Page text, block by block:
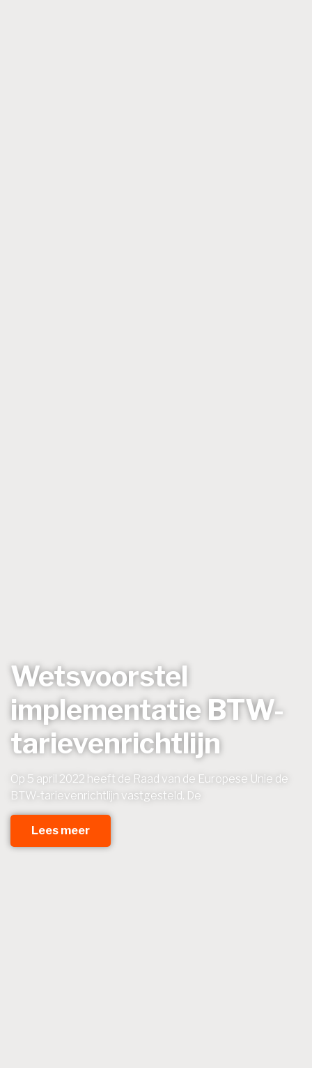
Wetsvoorstel
implementatie BTW-
tarievenrichtlijn
Op 5 april 2022 heeft de Raad van de Europese Unie de
BTW-tarievenrichtlijn vastgesteld. De
Lees meer